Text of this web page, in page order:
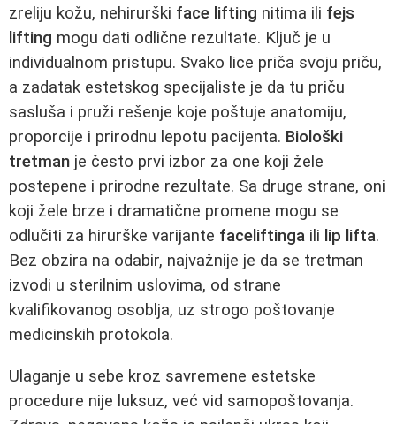
zreliju kožu, nehirurški face lifting nitima ili fejs
lifting mogu dati odlične rezultate. Ključ je u
individualnom pristupu. Svako lice priča svoju priču,
a zadatak estetskog specijaliste je da tu priču
sasluša i pruži rešenje koje poštuje anatomiju,
proporcije i prirodnu lepotu pacijenta. Biološki
tretman je često prvi izbor za one koji žele
postepene i prirodne rezultate. Sa druge strane, oni
koji žele brze i dramatične promene mogu se
odlučiti za hirurške varijante faceliftinga ili lip lifta.
Bez obzira na odabir, najvažnije je da se tretman
izvodi u sterilnim uslovima, od strane
kvalifikovanog osoblja, uz strogo poštovanje
medicinskih protokola.
Ulaganje u sebe kroz savremene estetske
procedure nije luksuz, već vid samopoštovanja.